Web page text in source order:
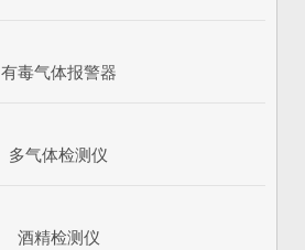
有毒气体报警器
多气体检测仪
酒精检测仪